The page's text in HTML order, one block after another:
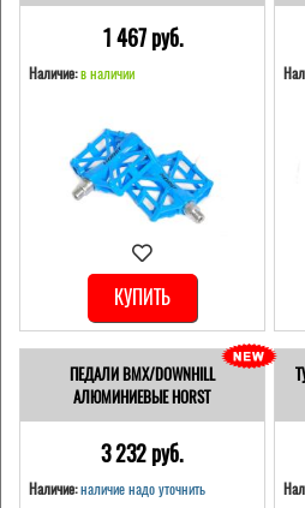
1 467 pуб.
Наличие:в наличии
КУПИТЬ
ПЕДАЛИ BMX/DOWNHILL
АЛЮМИНИЕВЫЕ HORST
3 232 pуб.
Наличие:наличие надо уточнить